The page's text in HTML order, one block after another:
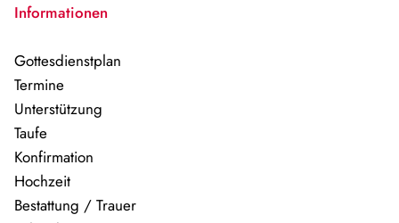
Informationen
Gottesdienstplan
Termine
Unterstützung
Taufe
Konfirmation
Hochzeit
Bestattung / Trauer